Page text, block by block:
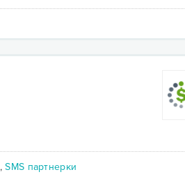
,SMS партнерки